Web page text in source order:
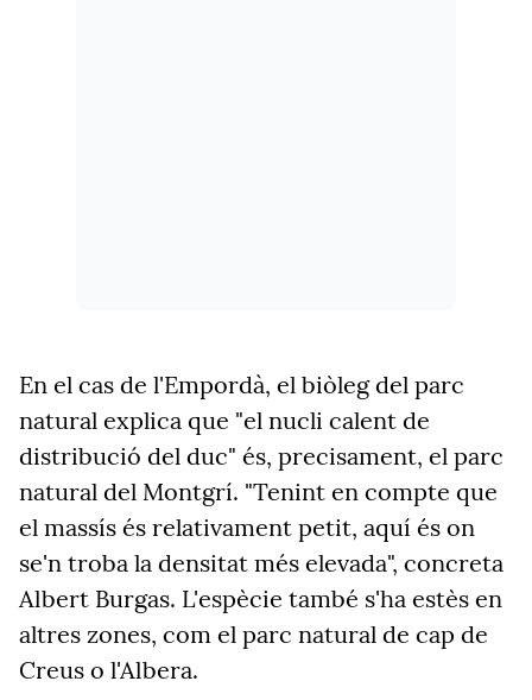
En el cas de l'Empordà, el biòleg del parc
natural explica que "el nucli calent de
distribució del duc" és, precisament, el parc
natural del Montgrí. "Tenint en compte que
el massís és relativament petit, aquí és on
se'n troba la densitat més elevada", concreta
Albert Burgas. L'espècie també s'ha estès en
altres zones, com el parc natural de cap de
Creus o l'Albera.